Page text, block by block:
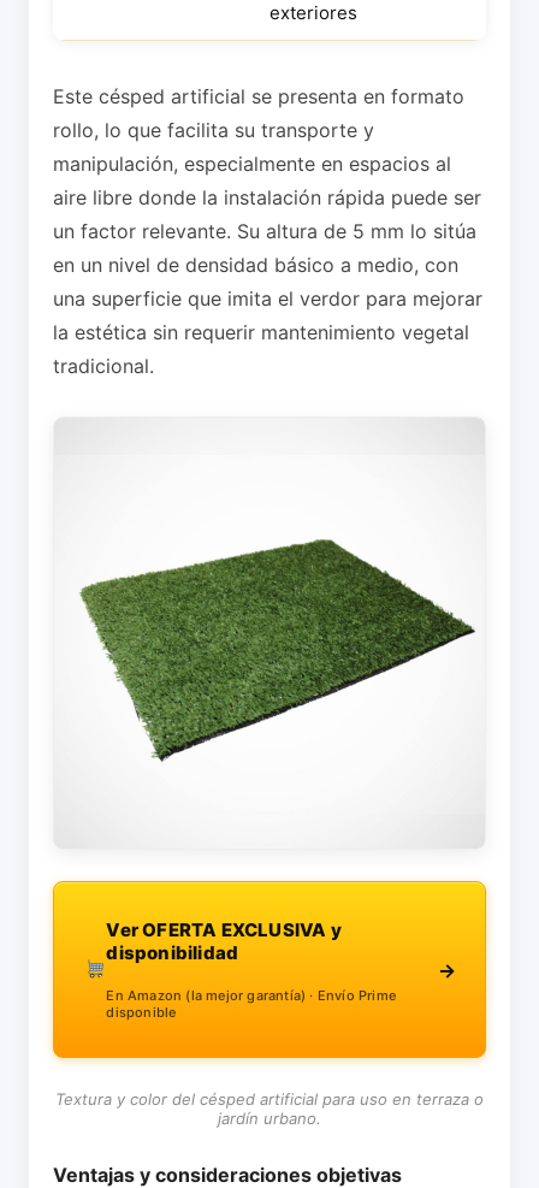
exteriores
Este césped artificial se presenta en formato
rollo, lo que facilita su transporte y
manipulación, especialmente en espacios al
aire libre donde la instalación rápida puede ser
un factor relevante. Su altura de 5 mm lo sitúa
en un nivel de densidad básico a medio, con
una superficie que imita el verdor para mejorar
la estética sin requerir mantenimiento vegetal
tradicional.
Ver OFERTA EXCLUSIVA y
disponibilidad
En Amazon (la mejor garantía) · Envío Prime
disponible
→
Textura y color del césped artificial para uso en terraza o
jardín urbano.
Ventajas y consideraciones objetivas